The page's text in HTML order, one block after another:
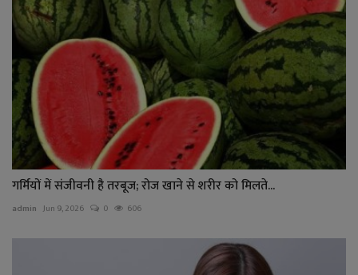
गर्मियों में संजीवनी है तरबूज; रोज खाने से शरीर को मिलते...
admin Jun 9, 2026 0 606